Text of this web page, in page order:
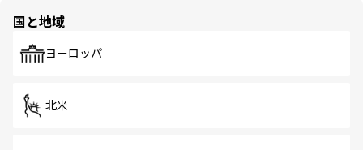
で、ホーカーズは地元の風情を楽しめる外せないスポット
国と地域
ヨーロッパ
北米